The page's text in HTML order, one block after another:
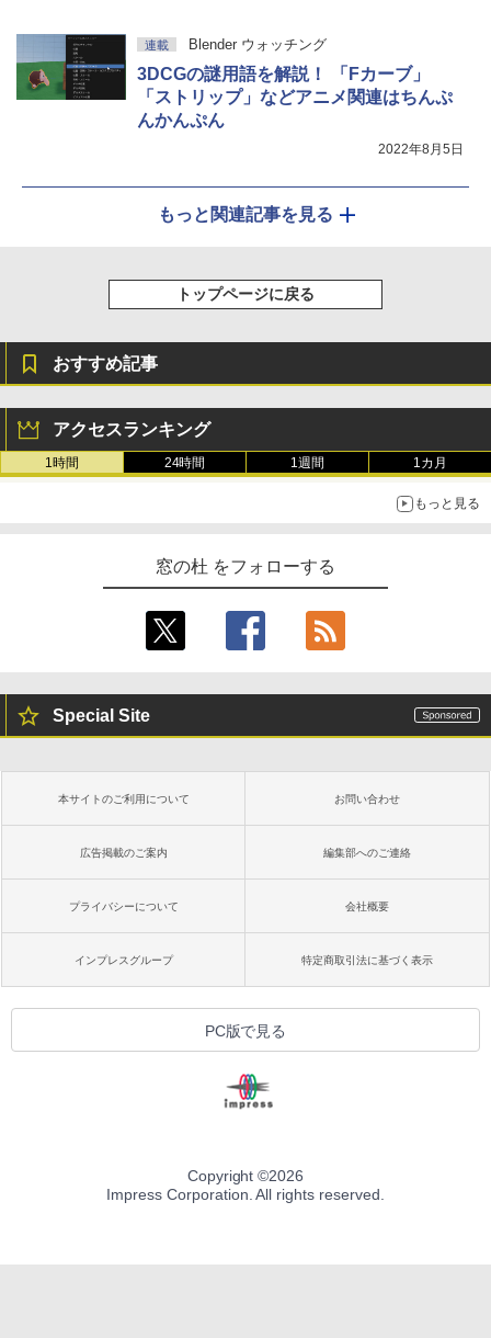
連載 Blender ウォッチング
3DCGの謎用語を解説！ 「Fカーブ」
「ストリップ」などアニメ関連はちんぷ
んかんぷん
2022年8月5日
もっと関連記事を見る
トップページに戻る
おすすめ記事
アクセスランキング
1時間 24時間 1週間 1カ月
もっと見る
窓の杜 をフォローする
Special Site
本サイトのご利用について お問い合わせ
広告掲載のご案内 編集部へのご連絡
プライバシーについて 会社概要
インプレスグループ 特定商取引法に基づく表示
PC版で見る
Copyright ©2026
Impress Corporation. All rights reserved.